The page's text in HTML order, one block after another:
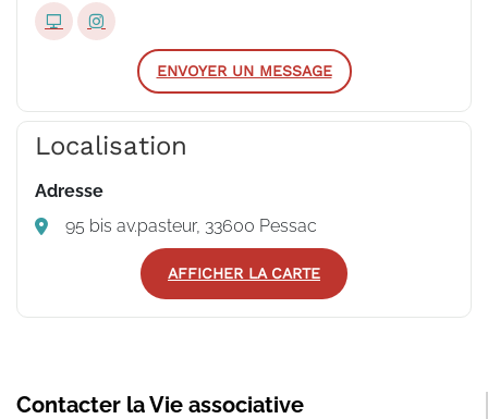
ENVOYER UN MESSAGE
Localisation
Adresse
95 bis av.pasteur, 33600 Pessac
AFFICHER LA CARTE
Contacter la Vie associative